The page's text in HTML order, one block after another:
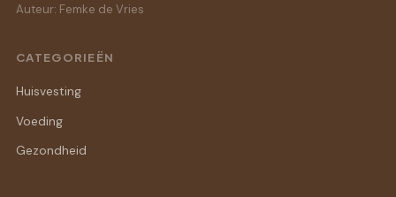
Auteur: Femke de Vries
CATEGORIEËN
Huisvesting
Voeding
Gezondheid